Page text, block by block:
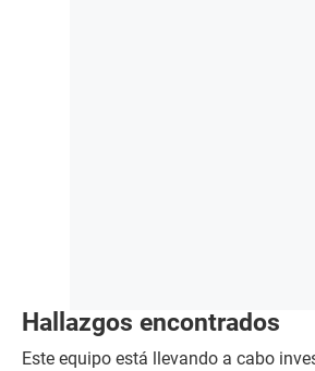
Hallazgos encontrados
Este equipo está llevando a cabo